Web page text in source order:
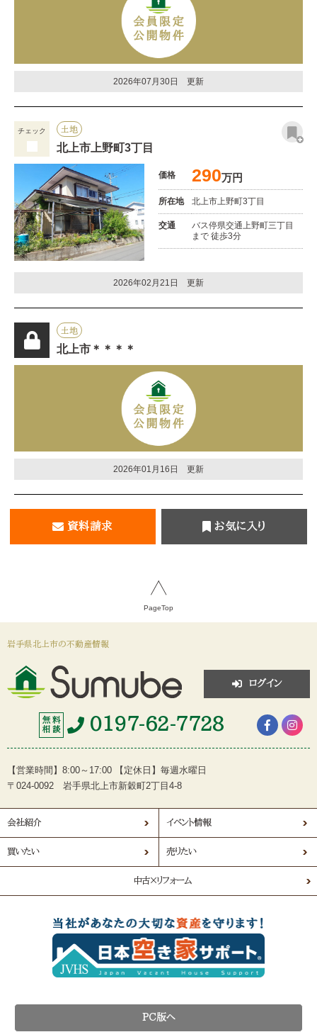
2026年07月30日 更新
チェック 土地
北上市上野町3丁目
価格 290万円
所在地 北上市上野町3丁目
交通
バス停県交通上野町三丁目
まで 徒歩3分
2026年02月21日 更新
土地
北上市＊＊＊＊
2026年01月16日 更新
資料請求 お気に入り
PageTop
岩手県北上市の不動産情報
ログイン
無 料
相 談
0197-62-7728
【営業時間】8:00～17:00 【定休日】毎週水曜日
〒024-0092 岩手県北上市新穀町2丁目4-8
会社紹介 イベント情報
買いたい 売りたい
中古×リフォーム
PC版へ